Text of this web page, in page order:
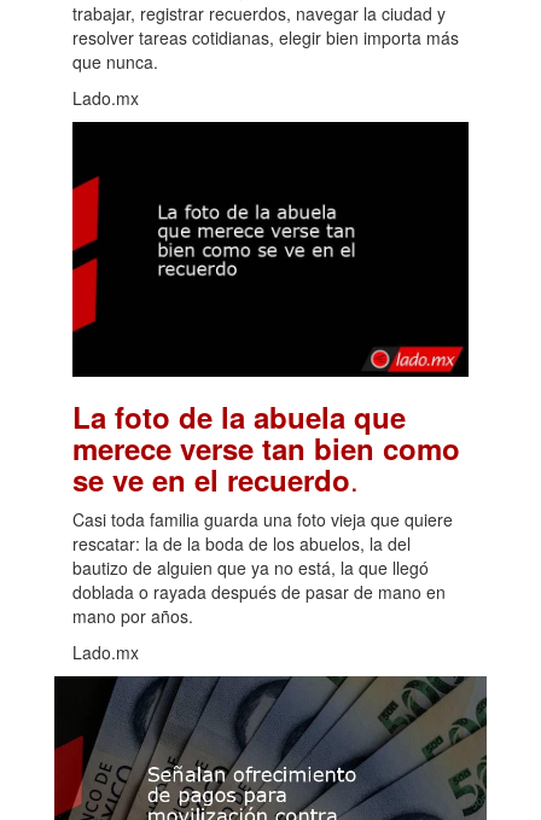
trabajar, registrar recuerdos, navegar la ciudad y
resolver tareas cotidianas, elegir bien importa más
que nunca.
Lado.mx
La foto de la abuela que
merece verse tan bien como
se ve en el recuerdo.
Casi toda familia guarda una foto vieja que quiere
rescatar: la de la boda de los abuelos, la del
bautizo de alguien que ya no está, la que llegó
doblada o rayada después de pasar de mano en
mano por años.
Lado.mx